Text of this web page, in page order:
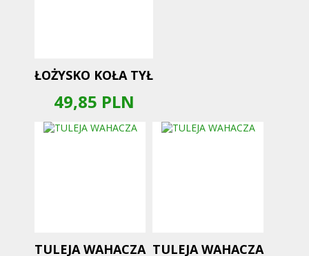
ŁOŻYSKO KOŁA TYŁ
49,85 PLN
TULEJA WAHACZA TULEJA WAHACZA